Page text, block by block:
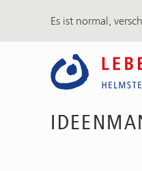
Es ist normal,